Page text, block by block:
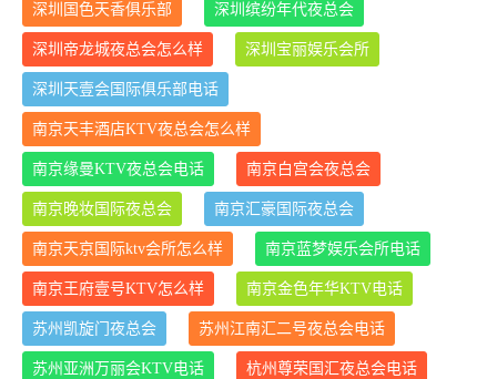
深圳国色天香俱乐部 深圳缤纷年代夜总会
深圳帝龙城夜总会怎么样 深圳宝丽娱乐会所
深圳天壹会国际俱乐部电话
南京天丰酒店KTV夜总会怎么样
南京缘曼KTV夜总会电话 南京白宫会夜总会
南京晚妆国际夜总会 南京汇豪国际夜总会
南京天京国际ktv会所怎么样 南京蓝梦娱乐会所电话
南京王府壹号KTV怎么样 南京金色年华KTV电话
苏州凯旋门夜总会 苏州江南汇二号夜总会电话
苏州亚洲万丽会KTV电话 杭州尊荣国汇夜总会电话